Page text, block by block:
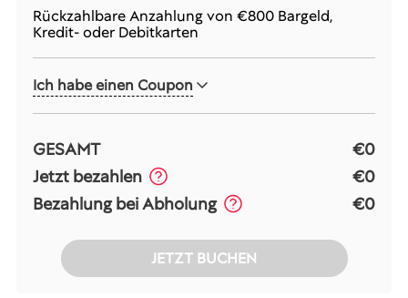
Rückzahlbare Anzahlung von €800 Bargeld,
Kredit- oder Debitkarten
Ich habe einen Coupon
GESAMT
€0
Jetzt bezahlen
€0
Bezahlung bei Abholung
€0
JETZT BUCHEN